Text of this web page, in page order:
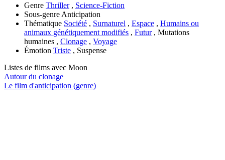
Genre Thriller, Science-Fiction
Sous-genre Anticipation
Thématique Société , Surnaturel , Espace , Humains ou
animaux génétiquement modifiés , Futur, Mutations
humaines , Clonage , Voyage
Émotion Triste , Suspense
Listes de films avec Moon
Autour du clonage
Le film d'anticipation (genre)